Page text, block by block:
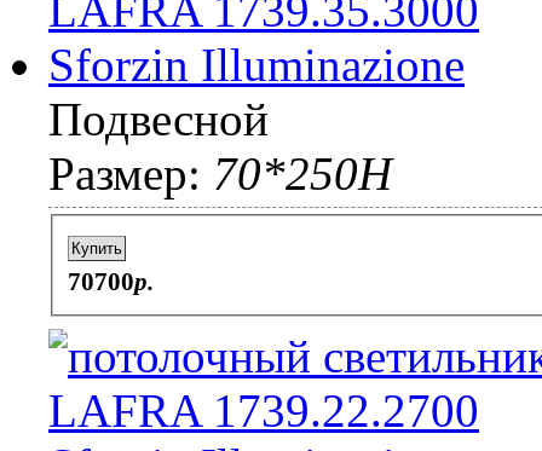
Подвесной
Размер: 70*250H
Купить
70700p.